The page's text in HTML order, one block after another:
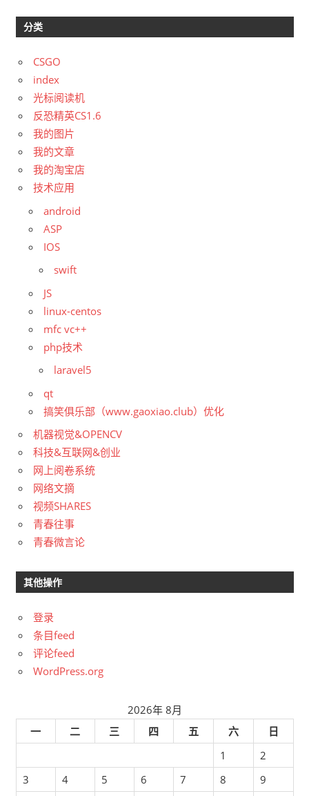
分类
CSGO
index
光标阅读机
反恐精英CS1.6
我的图片
我的文章
我的淘宝店
技术应用
android
ASP
IOS
swift
JS
linux-centos
mfc vc++
php技术
laravel5
qt
搞笑俱乐部（www.gaoxiao.club）优化
机器视觉&OPENCV
科技&互联网&创业
网上阅卷系统
网络文摘
视频SHARES
青春往事
青春微言论
其他操作
登录
条目feed
评论feed
WordPress.org
2026年 8月
一
二 三 四 五 六
日
1
2
3
4 5 6 7 8
9